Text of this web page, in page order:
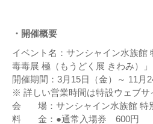
・開催概要
イベント名：サンシャイン水族館
毒毒展 極（もうどく展 きわみ）」
開催期間：3月15日（金）～ 11月
※ 詳しい営業時間は特設ウェブサ
会 場：サンシャイン水族館 特
料 金：●通常入場券 600円